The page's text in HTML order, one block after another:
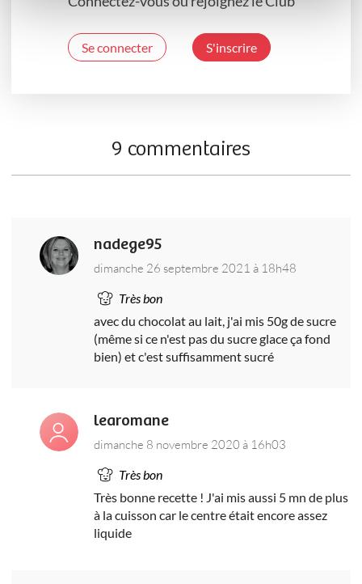
Se connecter S'inscrire
9 commentaires
nadege95
dimanche 26 septembre 2021 à 18h48
Très bon
avec du chocolat au lait, j'ai mis 50g de sucre
(même si ce n'est pas du sucre glace ça fond
bien) et c'est suffisamment sucré
learomane
dimanche 8 novembre 2020 à 16h03
Très bon
Très bonne recette ! J'ai mis aussi 5 mn de plus
à la cuisson car le centre était encore assez
liquide